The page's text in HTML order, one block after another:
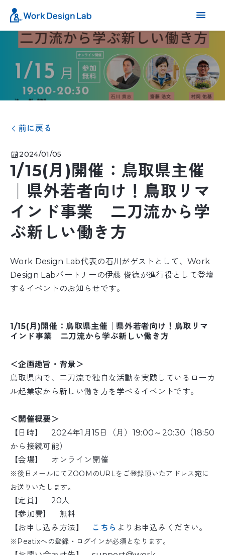
前に戻る
2024/01/05
1/15(月)開催：鳥取県主催
│県外若者向け！鳥取リマ
インド事業 二刀流から学
ぶ新しい働き方
Work Design Lab代表の石川がゲストとして、Work
Design Labパートナーの伊藤 俊徳が進行役として登壇
するイベントのお知らせです。
1/15(月)開催：鳥取県主催│県外若者向け！鳥取リマ
インド事業 二刀流から学ぶ新しい働き方
＜企画趣旨・背景＞
鳥取県内で、二刀流で独自な活動を実践しているローカ
ル起業家から新しい働き方を学べるイベントです。
＜開催概要＞
【日時】 2024年1月15日（月）19:00～20:30（18:50
から接続可能）
【会場】 オンライン開催
※後日メールにてZOOMのURLをご登録頂いたアドレス宛に
お送りいたします。
【定員】 20人
【参加費】 無料
【お申し込み方法】 こちら よりお申込みください。
※Peatixへの登録・ログインが必須となります。